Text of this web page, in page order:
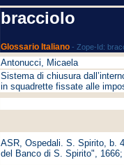
bracciolo
Glossario Italiano - Zope-Id:
Antonucci, Micaela
Sistema di chiusura
in squadrette fissate alle
ASR, Ospedali. S. Spirito, b.
del Banco di S. Spirito",